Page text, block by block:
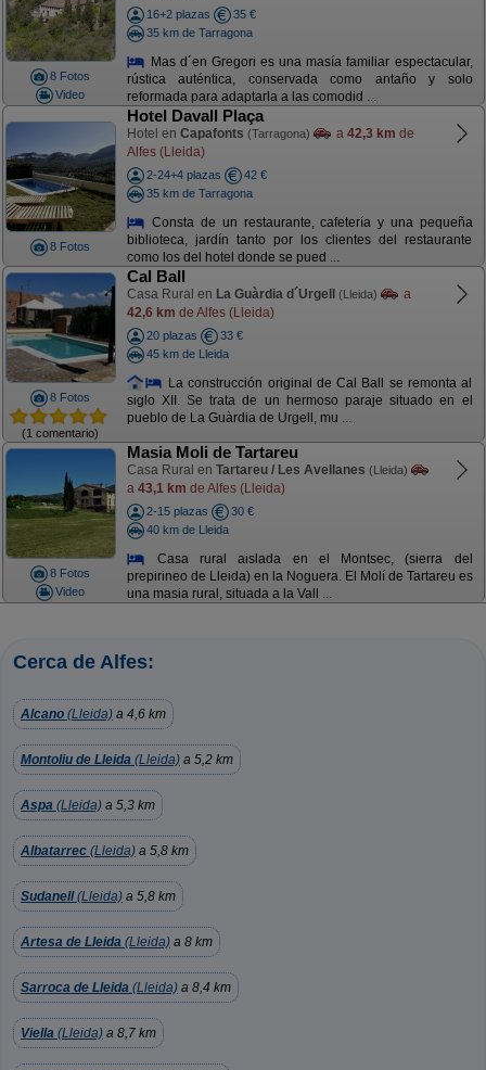
8 Fotos
Video
16+2 plazas
35 €
35 km de Tarragona
Mas d´en Gregori es una masía familiar espectacular,
rústica auténtica, conservada como antaño y solo
reformada para adaptarla a las comodid ...
8 Fotos
Hotel Davall Plaça
Hotel en Capafonts (Tarragona) a 42,3 km de
Alfes (Lleida)
2-24+4 plazas
42 €
35 km de Tarragona
Consta de un restaurante, cafetería y una pequeña
biblioteca, jardín tanto por los clientes del restaurante
como los del hotel donde se pued ...
8 Fotos
(1 comentario)
Cal Ball
Casa Rural en La Guàrdia d´Urgell (Lleida)
a
42,6 km de Alfes (Lleida)
20 plazas
33 €
45 km de Lleida
La construcción original de Cal Ball se remonta al
siglo XII. Se trata de un hermoso paraje situado en el
pueblo de La Guàrdia de Urgell, mu ...
8 Fotos
Video
Masia Moli de Tartareu
Casa Rural en Tartareu / Les Avellanes (Lleida)
a 43,1 km de Alfes (Lleida)
2-15 plazas
30 €
40 km de Lleida
Casa rural aislada en el Montsec, (sierra del
prepirineo de Lleida) en la Noguera. El Molí de Tartareu es
una masia rural, situada a la Vall ...
Cerca de Alfes:
Alcano (Lleida) a 4,6 km
Montoliu de Lleida (Lleida) a 5,2 km
Aspa (Lleida) a 5,3 km
Albatarrec (Lleida) a 5,8 km
Sudanell(Lleida) a 5,8 km
Artesa de Lleida (Lleida) a 8 km
Sarroca de Lleida (Lleida) a 8,4 km
Viella (Lleida) a 8,7 km